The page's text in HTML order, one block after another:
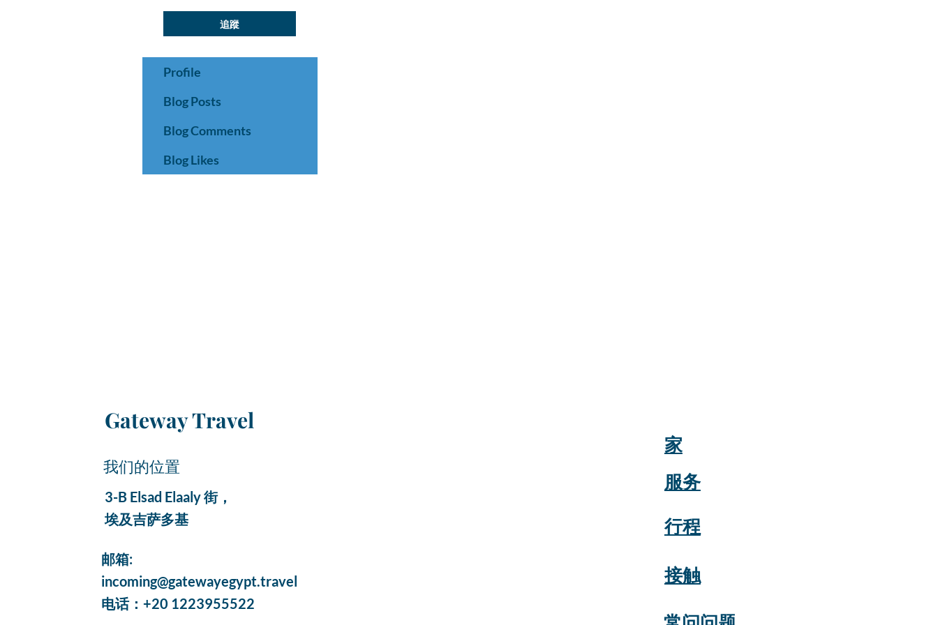
追蹤
Profile
Blog Posts
Blog Comments
Blog Likes
Gateway Travel
我们的位置
3-B Elsad Elaaly 街，
埃及吉萨多基
邮箱:
incoming@gatewayegypt.travel
电话：+20 1223955522
家
服务
行程
接触